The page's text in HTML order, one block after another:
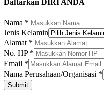
Daftarkan DIRI ANDA
Nama *
Jenis Kelamin
Alamat *
No. HP *
Kelamin
Alamat
HP
Email *
Nama Perusahaan/Organisasi *
Submit